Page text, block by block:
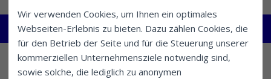
AF-BERUFSBROSCHüRE
Altlastenforum Publikationen af-Berufsbroschüre
Wir verwenden Cookies, um Ihnen ein optimales
Webseiten-Erlebnis zu bieten. Dazu zählen Cookies, die
für den Betrieb der Seite und für die Steuerung unserer
kommerziellen Unternehmensziele notwendig sind,
sowie solche, die lediglich zu anonymen